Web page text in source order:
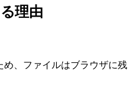
理由
、ファイルはブラウザに残